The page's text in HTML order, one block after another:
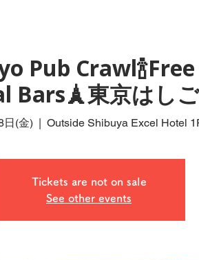
Pub
Bars🗼東京はし
日(金)
  |
Outside Shibuya Excel Hotel
Tickets are not on sale
See other events